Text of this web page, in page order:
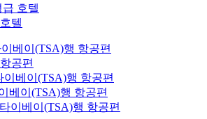
호텔
텔
베이(TSA)행 항공편
공편
이베이(TSA)행 항공편
베이(TSA)행 항공편
이베이(TSA)행 항공편